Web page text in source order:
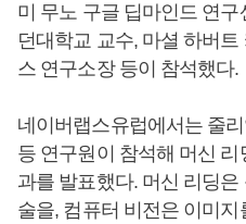
미 무노 구글 딥마인드 연
던대학교 교수, 마셜 하버
스 연구소장 등이 참석했다.
네이버랩스유럽에서는 줄
등 연구원이 참석해 머신
과를 발표했다. 머신 리딩은
술을, 컴퓨터 비전은 이미